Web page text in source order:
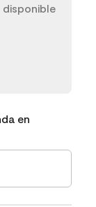
disponible
en